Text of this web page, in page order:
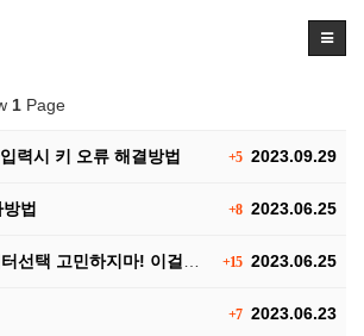
1 Page
+52023.09.29
력시 키 오류 해결방법
+82023.06.25
법
+152023.06.25
고민하지마! 이걸로 끝!! 신규…
+72023.06.23